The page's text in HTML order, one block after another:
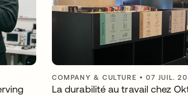
COMPANY & CULTURE •07 JUIL.
La durabilité au travail chez